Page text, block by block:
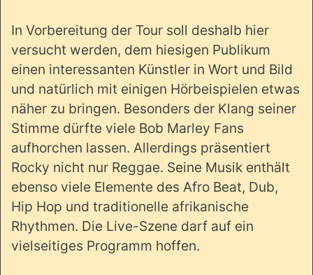
In Vorbereitung der Tour soll deshalb hier
versucht werden, dem hiesigen Publikum
einen interessanten Künstler in Wort und Bild
und natürlich mit einigen Hörbeispielen etwas
näher zu bringen. Besonders der Klang seiner
Stimme dürfte viele Bob Marley Fans
aufhorchen lassen. Allerdings präsentiert
Rocky nicht nur Reggae. Seine Musik enthält
ebenso viele Elemente des Afro Beat, Dub,
Hip Hop und traditionelle afrikanische
Rhythmen. Die Live-Szene darf auf ein
vielseitiges Programm hoffen.